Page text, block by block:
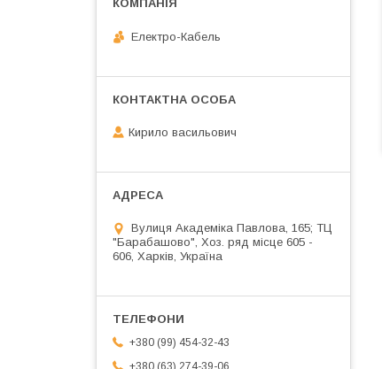
Електро-Кабель
Кирило васильович
Вулиця Академіка Павлова, 165; ТЦ
"Барабашово", Хоз. ряд місце 605 -
606, Харків, Україна
+380 (99) 454-32-43